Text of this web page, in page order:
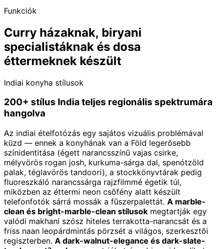
Funkciók
Curry házaknak, biryani
specialistáknak és dosa
éttermeknek készült
Indiai konyha stílusok
200+ stílus India teljes regionális spektrumára
hangolva
Az indiai ételfotózás egy sajátos vizuális problémával
küzd — ennek a konyhának van a Föld legerősebb
színidentitása (égett narancsszínű vajas csirke,
mélyvörös rogan josh, kurkuma-sárga dal, spenótzöld
palak, téglavörös tandoori), a stockkönyvtárak pedig
fluoreszkáló narancssárga rajzfilmmé égetik túl,
miközben az éttermi neon csőfény alatt készült
telefonfotók sárrá mossák a fűszerpalettát. A marble-
clean és bright-marble-clean stílusok megtartják egy
valódi makhani szósz hiteles terrakotta-narancsát és a
friss naan leopárdmintás pörzsét a világos, szerkesztői
regiszterben. A dark-walnut-elegance és dark-slate-